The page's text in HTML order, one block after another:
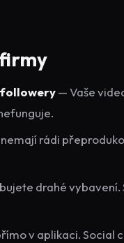
followery— Vaše
rádi
drahé
v aplikaci. Social